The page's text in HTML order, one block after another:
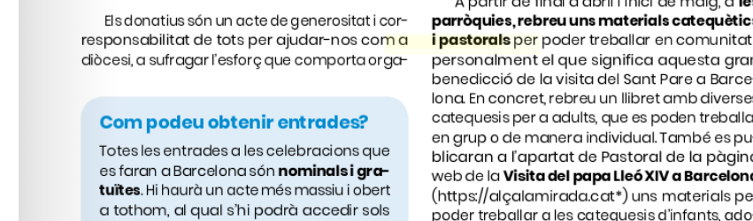
(https://alçalamirada.cat*) uns materials per
(https://alzalamirada.es*)